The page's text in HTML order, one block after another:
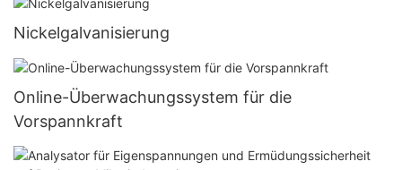
Nickelgalvanisierung
Online-Überwachungssystem für die
Vorspannkraft